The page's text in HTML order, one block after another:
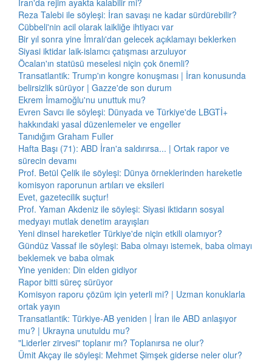
İran'da rejim ayakta kalabilir mi?
Reza Talebi ile söyleşi: İran savaşı ne kadar sürdürebilir?
Cübbeli'nin acil olarak laikliğe ihtiyacı var
Bir yıl sonra yine İmralı'dan gelecek açıklamayı beklerken
Siyasi iktidar laik-islamcı çatışması arzuluyor
Öcalan'ın statüsü meselesi niçin çok önemli?
Transatlantik: Trump'ın kongre konuşması | İran konusunda
belirsizlik sürüyor | Gazze'de son durum
Ekrem İmamoğlu'nu unuttuk mu?
Evren Savcı ile söyleşi: Dünyada ve Türkiye'de LBGTİ+
hakkındaki yasal düzenlemeler ve engeller
Tanıdığım Graham Fuller
Hafta Başı (71): ABD İran'a saldırırsa... | Ortak rapor ve
sürecin devamı
Prof. Betül Çelik ile söyleşi: Dünya örneklerinden hareketle
komisyon raporunun artıları ve eksileri
Evet, gazetecilik suçtur!
Prof. Yaman Akdeniz ile söyleşi: Siyasi iktidarın sosyal
medyayı mutlak denetim arayışları
Yeni dinsel hareketler Türkiye'de niçin etkili olamıyor?
Gündüz Vassaf ile söyleşi: Baba olmayı istemek, baba olmayı
beklemek ve baba olmak
Yine yeniden: Din elden gidiyor
Rapor bitti süreç sürüyor
Komisyon raporu çözüm için yeterli mi? | Uzman konuklarla
ortak yayın
Transatlantik: Türkiye-AB yeniden | İran ile ABD anlaşıyor
mu? | Ukrayna unutuldu mu?
"Liderler zirvesi" toplanır mı? Toplanırsa ne olur?
Ümit Akçay ile söyleşi: Mehmet Şimşek giderse neler olur?